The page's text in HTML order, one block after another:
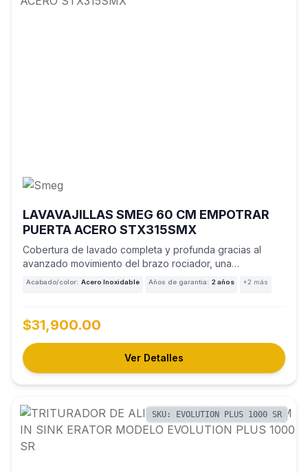
LAVAVAJILLAS SMEG 60 CM EMPOTRAR
PUERTA ACERO STX315SMX
Cobertura de lavado completa y profunda gracias al
avanzado movimiento del brazo rociador, una
innovación…
Acabado/color: Acero Inoxidable Años de garantía: 2 años +2 más
$31,900.00
Ver Detalles
SKU: EVOLUTION PLUS 1000 SR